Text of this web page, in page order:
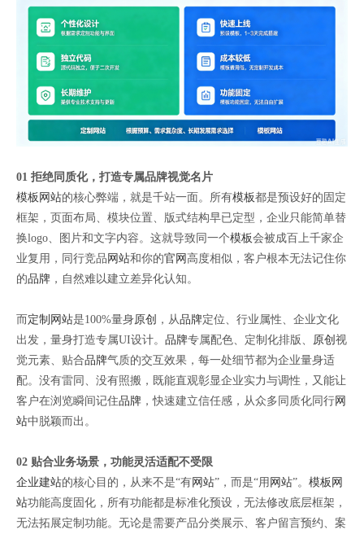
01 拒绝同质化，打造专属品牌视觉名片
模板网站的核心弊端，就是千站一面。所有模板都是预设好的固定
框架，页面布局、模块位置、版式结构早已定型，企业只能简单替
换logo、图片和文字内容。这就导致同一个模板会被成百上千家企
业复用，同行竞品 网站和你的官网 高度相似，客户根本无法记住你
的品牌 ，自然难以建立差异化认知。
而 定制网站是100%量身原创 ，从品牌定位、行业属性、企业文化
出发，量身打造专属UI设计。 品牌专属配色、定制化排版、 原创 视
觉元素、贴合品牌气质的交互效果，每一处细节都为企业量身适
配。没有雷同、没有照搬，既能直观彰显企业实力与调性，又能让
客户在浏览瞬间记住品牌 ，快速建立信任感，从众多同质化同行网
站中脱颖而出。
02 贴合业务场景，功能灵活适配不受限
企业建站的核心目的，从来不是“有网站”，而是“用 网站”。 模板网
站功能高度固化，所有功能都是标准化预设，无法修改底层框架，
无法拓展定制功能。无论是需要产品分类展示、客户留言预约、案